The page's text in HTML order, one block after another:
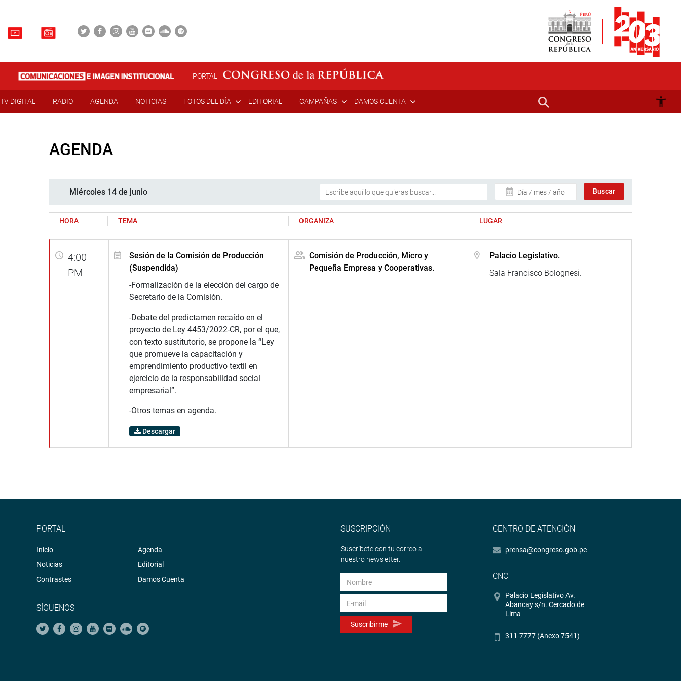
PORTAL
TV DIGITAL RADIO AGENDA NOTICIAS FOTOS DEL DÍA EDITORIAL CAMPAÑAS DAMOS CUENTA
AGENDA
Miércoles 14 de junio Día / mes / año
HORA TEMA ORGANIZA LUGAR
4:00
PM
Sesión de la Comisión de Producción
(Suspendida)
-Formalización de la elección del cargo de
Secretario de la Comisión.
-Debate del predictamen recaído en el
proyecto de Ley 4453/2022-CR, por el que,
con texto sustitutorio, se propone la “Ley
que promueve la capacitación y
emprendimiento productivo textil en
ejercicio de la responsabilidad social
empresarial”.
-Otros temas en agenda.
Descargar
Comisión de Producción, Micro y
Pequeña Empresa y Cooperativas.
Palacio Legislativo.
Sala Francisco Bolognesi.
PORTAL
Inicio
Noticias
Contrastes
Agenda
Editorial
Damos Cuenta
SÍGUENOS
SUSCRIPCIÓN
Suscríbete con tu correo a
nuestro newsletter.
Suscribirme
CENTRO DE ATENCIÓN
prensa@congreso.gob.pe
CNC
Palacio Legislativo Av.
Abancay s/n. Cercado de
Lima
311-7777 (Anexo 7541)